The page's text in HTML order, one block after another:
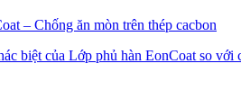
– Chống ăn mòn trên thép cacbon
biệt của Lớp phủ hàn EonCoat so với